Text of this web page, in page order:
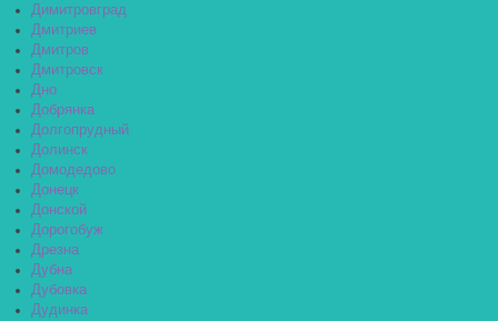
Димитровград
Дмитриев
Дмитров
Дмитровск
Дно
Добрянка
Долгопрудный
Долинск
Домодедово
Донецк
Донской
Дорогобуж
Дрезна
Дубна
Дубовка
Дудинка